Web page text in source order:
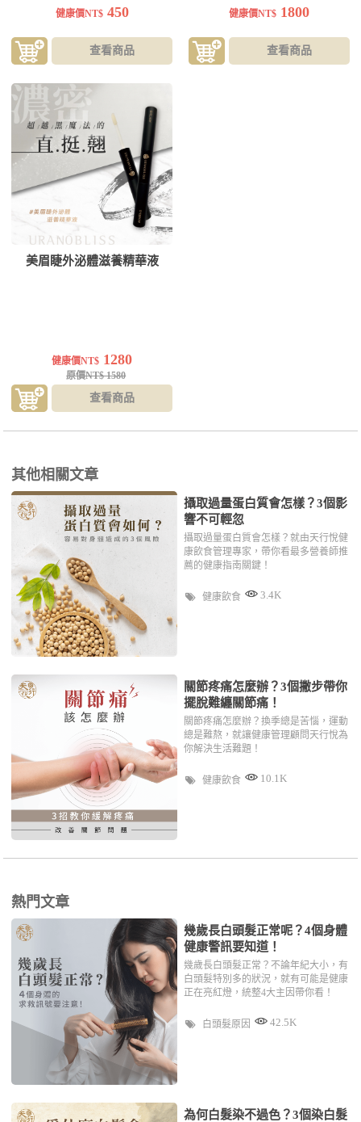
健康價NT$450
查看商品
健康價NT$1800
查看商品
美眉睫外泌體滋養精華液
健康價NT$ 1280
原價NT$ 1580
查看商品
其他相關文章
攝取過量蛋白質會怎樣？3個影
響不可輕忽
攝取過量蛋白質會怎樣？就由天行悅健
康飲食管理專家，帶你看最多營養師推
薦的健康指南關鍵！
健康飲食 3.4K
關節疼痛怎麼辦？3個撇步帶你
擺脫難纏關節痛！
關節疼痛怎麼辦？換季總是苦惱，運動
總是難熬，就讓健康管理顧問天行悅為
你解決生活難題！
健康飲食 10.1K
熱門文章
幾歲長白頭髮正常呢？4個身體
健康警訊要知道！
幾歲長白頭髮正常？不論年紀大小，有
白頭髮特別多的狀況，就有可能是健康
正在亮紅燈，統整4大主因帶你看！
白頭髮原因 42.5K
為何白髮染不過色？3個染白髮